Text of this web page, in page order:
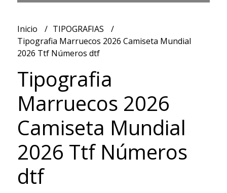
Inicio
TIPOGRAFIAS
Tipografia Marruecos 2026 Camiseta Mundial
2026 Ttf Números dtf
Tipografia
Marruecos 2026
Camiseta Mundial
2026 Ttf Números
dtf